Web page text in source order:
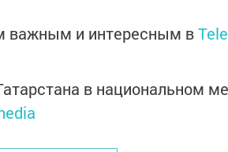
важным и интересным в
в национальном